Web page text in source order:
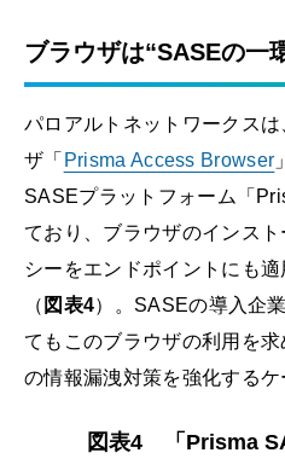
ブラウザは“SASEの一
パロアルトネットワークス
ザ「 Prisma Access Browser
SASEプラットフォーム「
ており、ブラウザのインス
シーをエンドポイントにも
（ 図表4）。SASEの導入企
てもこのブラウザの利用を
の情報漏洩対策を強化するケ
図表4 「Prisma